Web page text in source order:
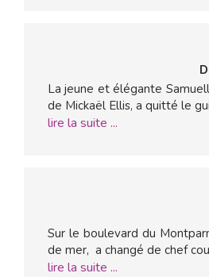
La jeune et élégante
de Mickaël Ellis, a quitté le
lire la suite ...
Sur le boulevard du
de mer, a changé de chef
lire la suite ...